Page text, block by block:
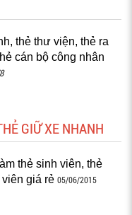
thẻ thư viện, thẻ ra
cán bộ công nhân
GIỮ XE NHANH
thẻ sinh viên, thẻ
viên giá rẻ 05/06/2015